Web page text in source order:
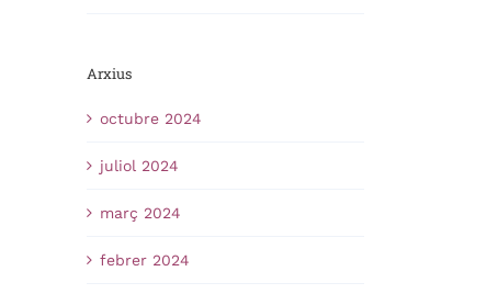
Arxius
octubre 2024
juliol 2024
març 2024
febrer 2024